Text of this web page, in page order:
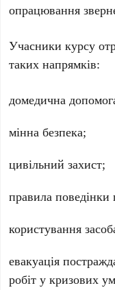
опрацювання
Учасники курсу
таких напрямків:
домедична
мінна безпека;
цивільний захист;
правила поведінки
користування
евакуація
робіт у кризових